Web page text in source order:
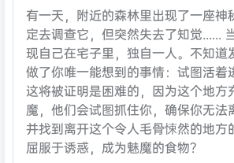
有一天，附近的森林里出现了一座神
定去调查它，但突然失去了知觉......
现自己在宅子里，独自一人。不知道
做了你唯一能想到的事情：试图活着
这将被证明是困难的，因为这个地方
魔，他们会试图抓住你，确保你无法
并找到离开这个令人毛骨悚然的地方
屈服于诱惑，成为魅魔的食物？